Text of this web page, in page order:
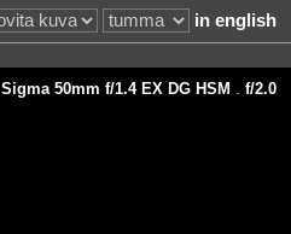
in english
Sigma 50mm f/1.4 EX DG HSM
f/2.0